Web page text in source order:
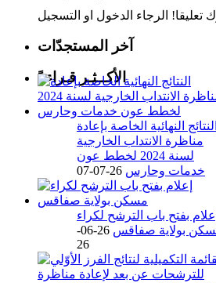
آخر المستجدّات
الأكــثـر قـراءةً
النتائج النهائية الخاصة بإعادة
مناظرة الانتداب الخارجية
لسنة 2024 لخطط عون
خدمات وحارس 26-07-07
إعلام بفتح باب الترشح لكراء
بولاية صفاقس
26-06-
26